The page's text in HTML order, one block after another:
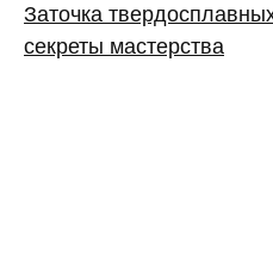
Заточка
секреты мастерства